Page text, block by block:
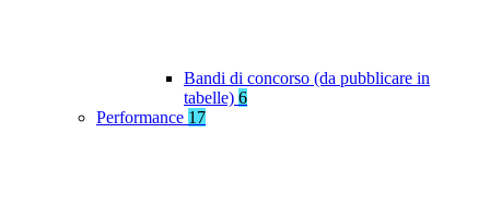
Bandi di concorso (da pubblicare in
tabelle) 6
Performance 17